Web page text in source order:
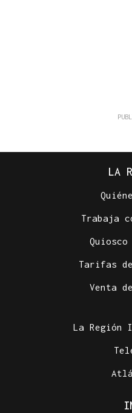
LA
Trabaja
Quiosco
Tarifas
Venta
La Región